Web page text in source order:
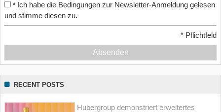
* Ich habe die Bedingungen zur Newsletter-Anmeldung gelesen
und stimme diesen zu.
* Pflichtfeld
Absenden
RECENT POSTS
Hubergroup demonstriert erweitertes